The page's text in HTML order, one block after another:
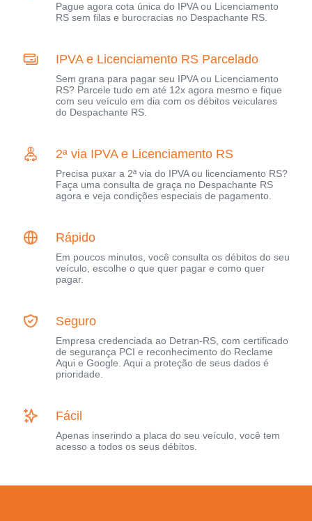
Pague agora cota única do IPVA ou Licenciamento
RS sem filas e burocracias no Despachante RS.
IPVA e Licenciamento RS Parcelado
Sem grana para pagar seu IPVA ou Licenciamento
RS? Parcele tudo em até 12x agora mesmo e fique
com seu veículo em dia com os débitos veiculares
do Despachante RS.
2ª via IPVA e Licenciamento RS
Precisa puxar a 2ª via do IPVA ou licenciamento RS?
Faça uma consulta de graça no Despachante RS
agora e veja condições especiais de pagamento.
Rápido
Em poucos minutos, você consulta os débitos do seu
veículo, escolhe o que quer pagar e como quer
pagar.
Seguro
Empresa credenciada ao Detran-RS, com certificado
de segurança PCI e reconhecimento do Reclame
Aqui e Google. Aqui a proteção de seus dados é
prioridade.
Fácil
Apenas inserindo a placa do seu veículo, você tem
acesso a todos os seus débitos.